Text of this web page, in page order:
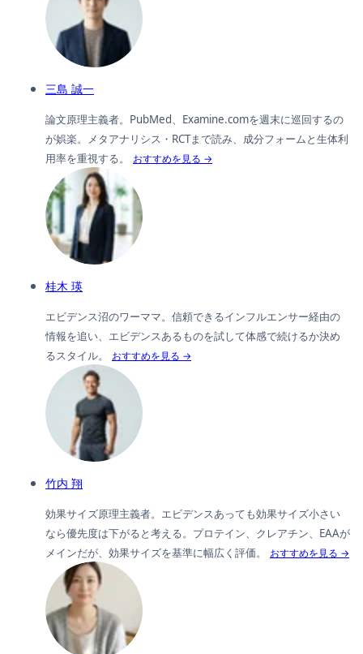
三島 誠一
論文原理主義者。PubMed、Examine.comを週末に巡回するの
が娯楽。メタアナリシス・RCTまで読み、成分フォームと生体利
用率を重視する。
おすすめを見る →
桂木 瑛
エビデンス沼のワーママ。信頼できるインフルエンサー経由の
情報を追い、エビデンスあるものを試して体感で続けるか決め
るスタイル。
おすすめを見る →
竹内 翔
効果サイズ原理主義者。エビデンスあっても効果サイズ小さい
なら優先度は下がると考える。プロテイン、クレアチン、EAAが
メインだが、効果サイズを基準に幅広く評価。
おすすめを見る →